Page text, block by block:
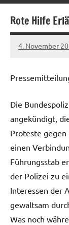
Rote Hilfe
4. November
admin
Die
angekündigt,
Proteste gegen
einen
Führungsstab
der Polizei zu
Interessen der
gewaltsam
Was noch